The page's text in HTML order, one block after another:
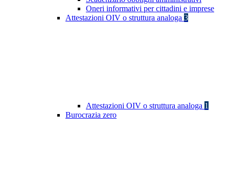
Oneri informativi per cittadini e imprese
Attestazioni OIV o struttura analoga 3
Attestazioni OIV o struttura analoga 1
Burocrazia zero